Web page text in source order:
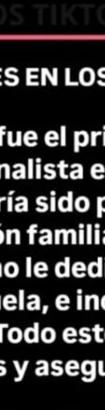
View this post on